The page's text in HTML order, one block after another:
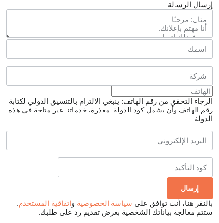
إرسال الرسالة
الرجاء التحقق من رقم الهاتف: ينبغي الالتزام بالتنسيق الدولي لكتابة
رقم الهاتف وأن يشمل كود الدولة. معذرة، خدماتنا غير متاحة في هذه
الدولة
بالنقر هنا، أنت توافق على سياسة الخصوصية واتفاقية المستخدم.
ستتم معالجة بياناتك الشخصية بغرض تقديم رد على طلبك.